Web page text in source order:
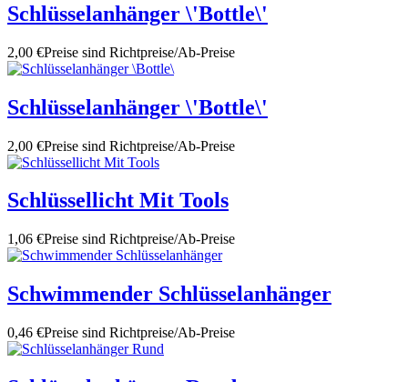
Schlüsselanhänger \'Bottle\'
2,00 €Preise sind Richtpreise/Ab-Preise
Schlüsselanhänger \'Bottle\'
2,00 €Preise sind Richtpreise/Ab-Preise
Schlüssellicht Mit Tools
1,06 €Preise sind Richtpreise/Ab-Preise
Schwimmender Schlüsselanhänger
0,46 €Preise sind Richtpreise/Ab-Preise